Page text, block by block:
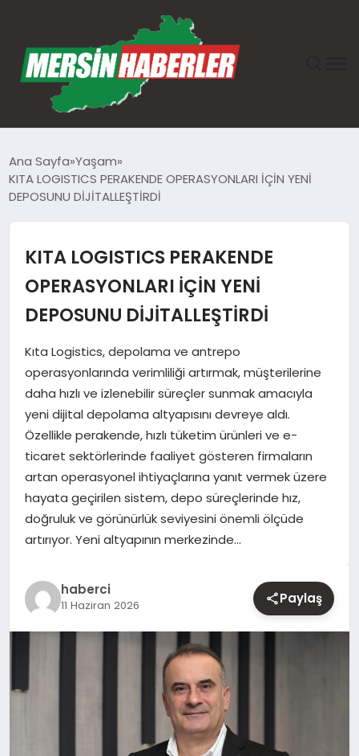
GÜNDEM
TEKNOLOJI
SPOR
YAŞAM
EĞITIM
Ana Sayfa Yaşam
KITA LOGISTICS PERAKENDE OPERASYONLARI İÇİN YENİ
DEPOSUNU DİJİTALLEŞTİRDİ
KITA LOGISTICS PERAKENDE
OPERASYONLARI İÇİN YENİ
DEPOSUNU DİJİTALLEŞTİRDİ
Kıta Logistics, depolama ve antrepo
operasyonlarında verimliliği artırmak, müşterilerine
daha hızlı ve izlenebilir süreçler sunmak amacıyla
yeni dijital depolama altyapısını devreye aldı.
Özellikle perakende, hızlı tüketim ürünleri ve e-
ticaret sektörlerinde faaliyet gösteren firmaların
artan operasyonel ihtiyaçlarına yanıt vermek üzere
hayata geçirilen sistem, depo süreçlerinde hız,
doğruluk ve görünürlük seviyesini önemli ölçüde
artırıyor. Yeni altyapının merkezinde…
haberci
11 Haziran 2026 Paylaş